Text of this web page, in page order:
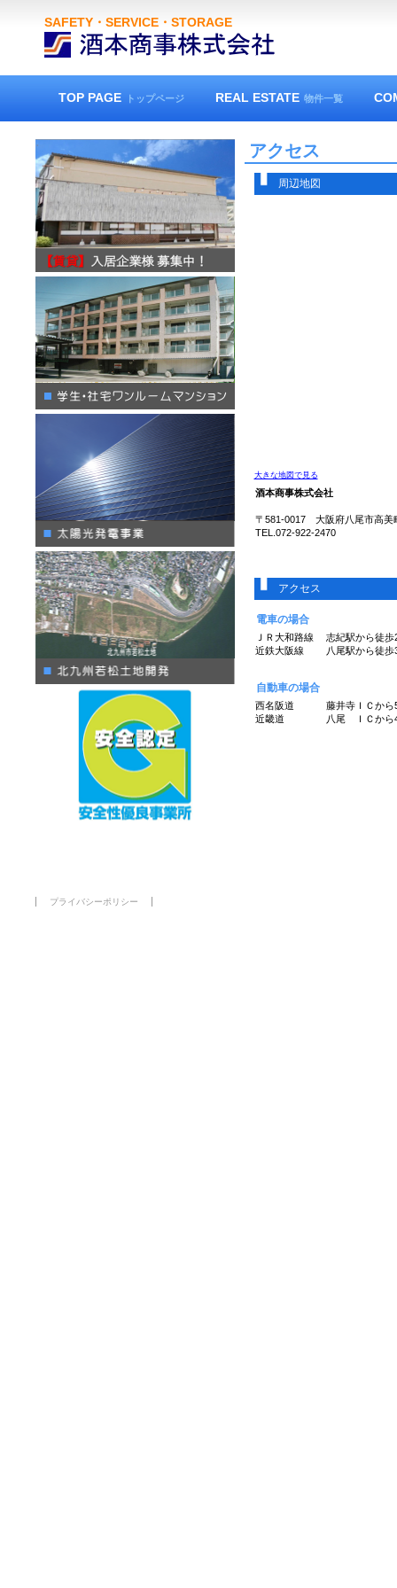
SAFETY・SERVICE・STORAGE
アクセス
周辺地図
大きな地図で見る
酒本商事株式会社
〒581-0017 大阪府八尾市高美
TEL.072-922-2470
アクセス
電車の場合
ＪＲ大和路線 志紀駅から徒歩
近鉄大阪線 八尾駅から徒歩
自動車の場合
西名阪道 藤井寺ＩＣから
近畿道 八尾 ＩＣから
TOP PAGE トップページ REAL ESTATE 物件一覧
プライバシーポリシー